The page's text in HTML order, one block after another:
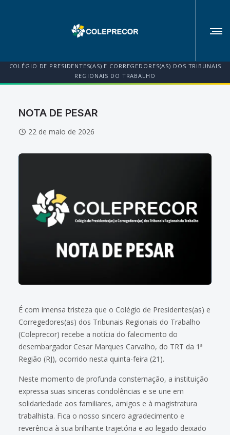
COLÉGIO DE PRESIDENTES(AS) E CORREGEDORES(AS) DOS TRIBUNAIS
REGIONAIS DO TRABALHO
NOTA DE PESAR
22 de maio de 2026
É com imensa tristeza que o Colégio de Presidentes(as) e
Corregedores(as) dos Tribunais Regionais do Trabalho
(Coleprecor) recebe a notícia do falecimento do
desembargador Cesar Marques Carvalho, do TRT da 1ª
Região (RJ), ocorrido nesta quinta-feira (21).
Neste momento de profunda consternação, a instituição
expressa suas sinceras condolências e se une em
solidariedade aos familiares, amigos e à magistratura
trabalhista. Fica o nosso sincero agradecimento e
reverência à sua brilhante trajetória e ao legado deixado